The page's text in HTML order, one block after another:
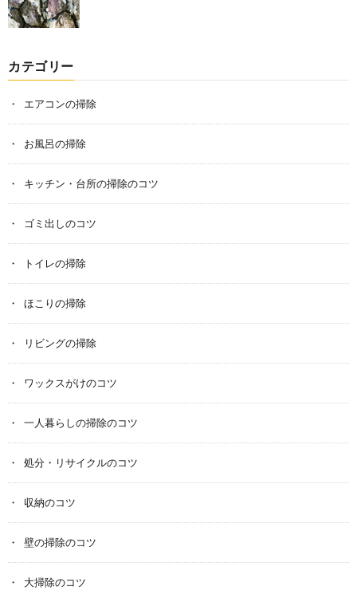
カテゴリー
エアコンの掃除
お風呂の掃除
キッチン・台所の掃除のコツ
ゴミ出しのコツ
トイレの掃除
ほこりの掃除
リビングの掃除
ワックスがけのコツ
一人暮らしの掃除のコツ
処分・リサイクルのコツ
収納のコツ
壁の掃除のコツ
大掃除のコツ